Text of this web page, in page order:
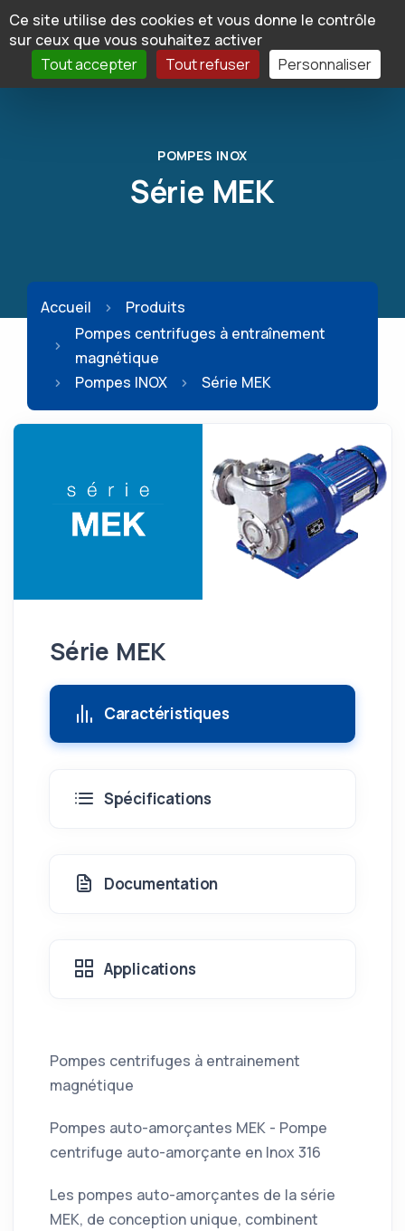
Panneau de gestion des cookies
Ce site utilise des cookies et vous donne le contrôle
sur ceux que vous souhaitez activer
Tout accepter
Tout refuser Personnaliser
POMPES INOX
Série MEK
Accueil
Produits
Pompes centrifuges à entraînement
magnétique
Pompes INOX
Série MEK
Série MEK
Caractéristiques
Spécifications
Documentation
Applications
Pompes centrifuges à entrainement
magnétique
Pompes auto-amorçantes MEK - Pompe
centrifuge auto-amorçante en Inox 316
Les pompes auto-amorçantes de la série
MEK, de conception unique, combinent